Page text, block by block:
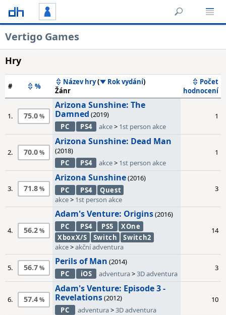
Vertigo Games
Hry
# % Název hry( Rok vydání)
Žánr
Počet
hodnocení
1. 75.0
Arizona Sunshine: The
Damned (2019)
PC
PS4 akce> 1st person akce
1
2. 70.0
Arizona Sunshine: Dead Man
(2018)
PC
PS4 akce> 1st person akce
1
3. 71.8
Arizona Sunshine(2016)
PC
PS4
Quest
akce> 1st person akce
3
4. 56.2
Adam's Venture: Origins(2016)
PC
PS4 PS5
XOne
XboxX/S
Switch
Switch2
akce>akční adventura
14
5. 56.7
Perils of Man (2014)
PC
iOS adventura>3D adventura
3
6. 57.4
Adam's Venture: Episode 3 -
Revelations(2012)
PC
adventura>3D adventura
10